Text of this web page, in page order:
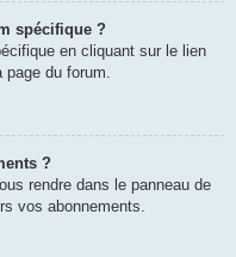
spécifique ?
en cliquant sur le lien
du forum.
?
rendre dans le panneau de
vos abonnements.